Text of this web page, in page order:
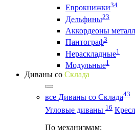
Еврокнижки34
Дельфины23
Аккордеоны
Пантограф3
Нераскладные1
Модульные1
Диваны со Склада
все Диваны со Склада43
Угловые диваны 16
По механизмам: